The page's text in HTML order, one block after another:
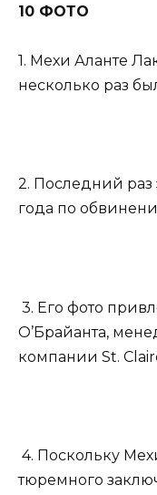
10 ФОТО
1. Мехи Аланте
несколько раз
2. Последний раз
года по
3. Его фото
О’Брайанта,
компании St.
4. Поскольку
тюремного